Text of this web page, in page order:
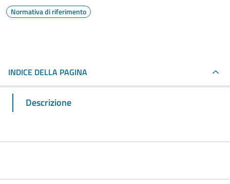
Normativa di riferimento
INDICE DELLA PAGINA
Descrizione